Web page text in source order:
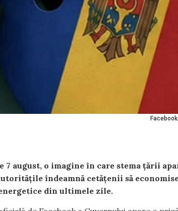
august, o imagine în care stema țării
îndeamnă cetățenii să
din ultimele zile.